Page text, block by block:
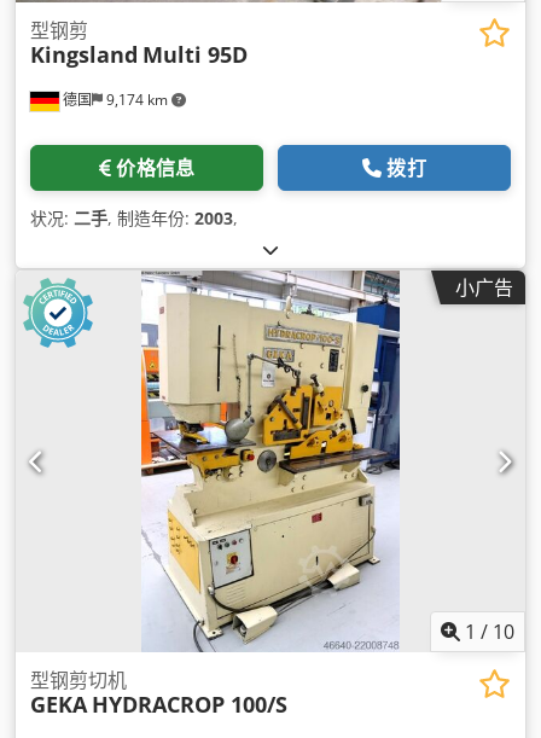
德国 9,174 km
型钢剪
Kingsland Multi 95D
价格信息 拨打
状况: 二手, 制造年份: 2003,
小广告
1 / 10
型钢剪切机
GEKA HYDRACROP 100/S